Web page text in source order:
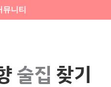
니티
술집 찾기